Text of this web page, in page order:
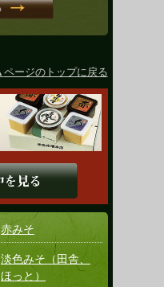
ページのトップに戻る
赤みそ
淡色みそ（田舎、
ほっと）